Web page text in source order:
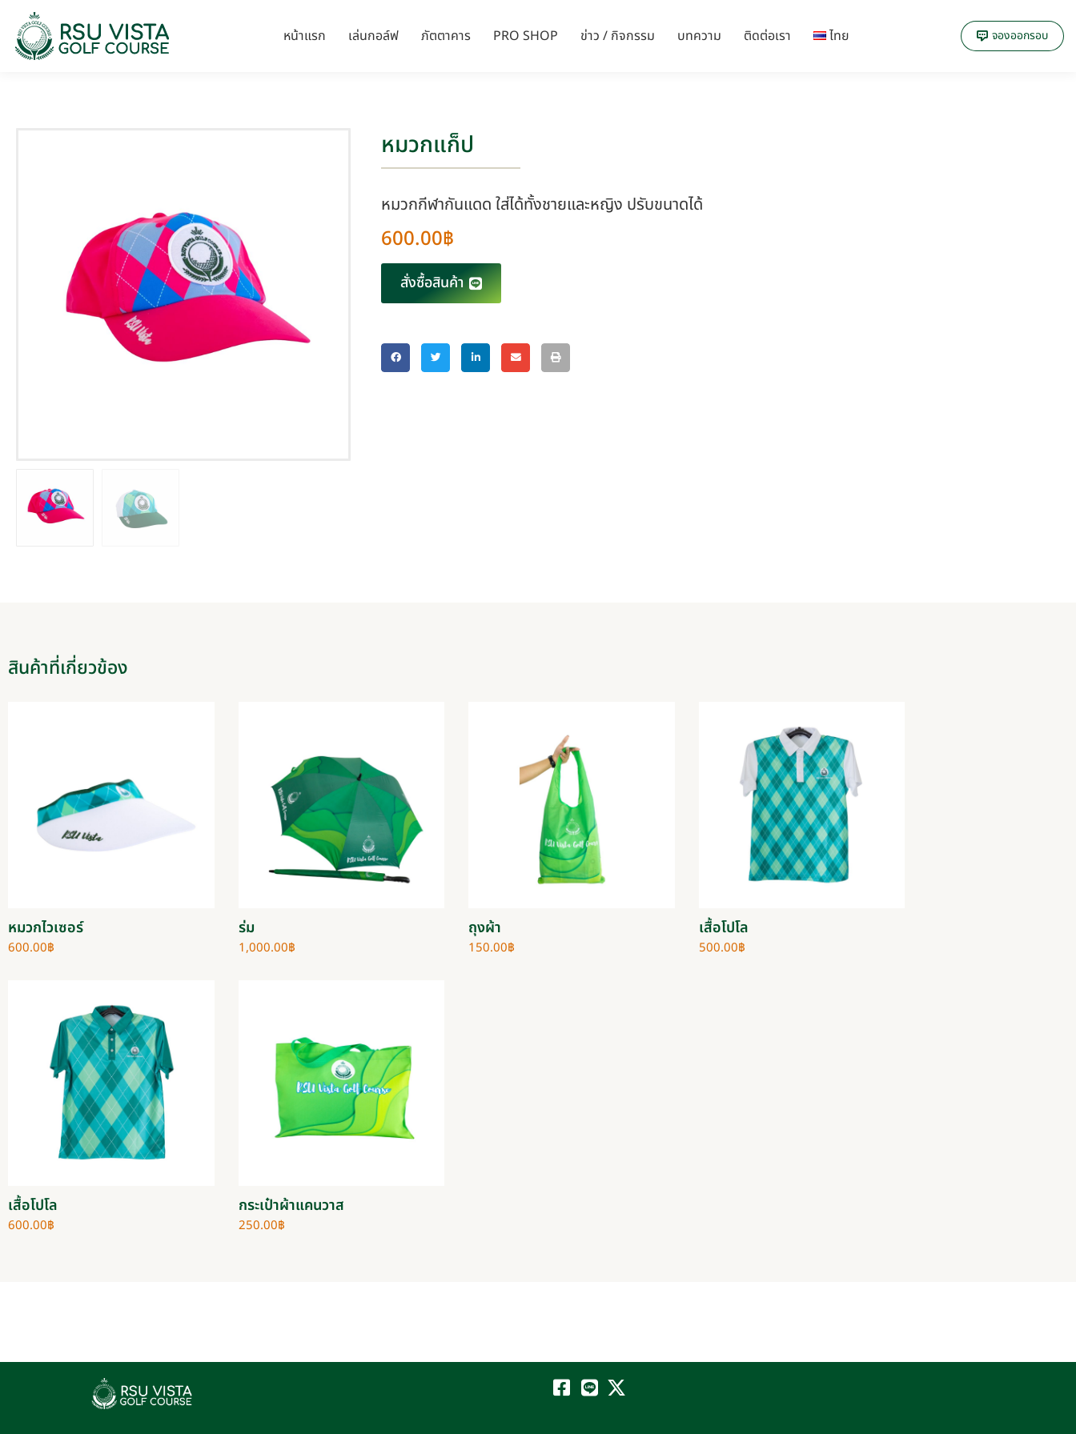
หน้าแรก เล่นกอล์ฟ ภัตตาคาร PRO SHOP ข่าว / กิจกรรม บทความ ติดต่อเรา ไทย จองออกรอบ
หมวกแก็ป
หมวกกีฬากันแดด ใส่ได้ทั้งชายและหญิง ปรับขนาดได้
600.00฿
สั่งซื้อสินค้า
สินค้าที่เกี่ยวข้อง
หมวกไวเซอร์
600.00฿
ร่ม
1,000.00฿
ถุงผ้า
150.00฿
เสื้อโปโล
500.00฿
เสื้อโปโล
600.00฿
กระเป๋าผ้าแคนวาส
250.00฿